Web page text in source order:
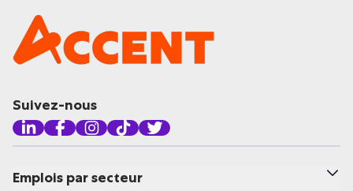
Suivez-nous
Emplois par secteur